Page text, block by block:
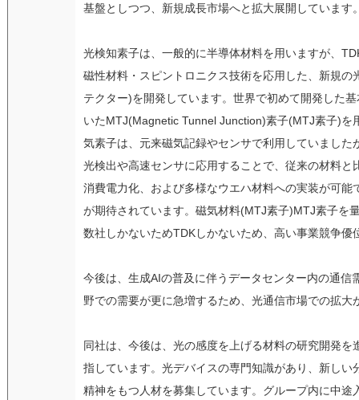
基盤としつつ、新規成長市場へと拡大展開しています
光検知素子は、一般的に半導体材料を用いますが、
磁性材料・スピントロニクス技術を応用した、新規の
テクター)を開発しています。世界で初めて開発した
いたMTJ(Magnetic Tunnel Junction)素子(MTJ素子)を
気素子は、元来磁気記録やセンサで利用していました
光検出や高速センサに応用することで、従来の材料と
消費電力化、および多様なウエハ材料への実装が可能
が期待されています。磁気材料(MTJ素子)MTJ素子を
数社しかないためTDKしかないため、高い事業競争優
今後は、生成AIの普及に伴うデータセンター内の通信
野での需要が更に急増するため、光通信市場での拡大
同社は、今後は、光の感度を上げる材料の研究開発を
指しています。光デバイスの専門知識があり、新しい
精神をもつ人材を募集しています。グループ内に中途